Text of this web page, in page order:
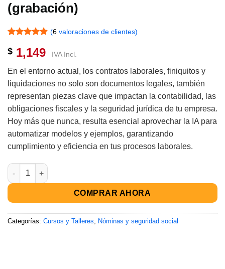
(grabación)
con
4.83
de 5 en
base a
valoraciones
de clientes
(6valoraciones de clientes)
$ 1,149 IVA Incl.
En el entorno actual, los contratos laborales, finiquitos y
liquidaciones no solo son documentos legales, también
representan piezas clave que impactan la contabilidad, las
obligaciones fiscales y la seguridad jurídica de tu empresa.
Hoy más que nunca, resulta esencial aprovechar la IA para
automatizar modelos y ejemplos, garantizando
cumplimiento y eficiencia en tus procesos laborales.
COMPRAR AHORA
Categorías: Cursos y Talleres Nóminas y seguridad social